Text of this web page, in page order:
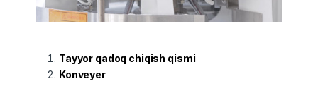
Tayyor qadoq chiqish qismi
Konveyer